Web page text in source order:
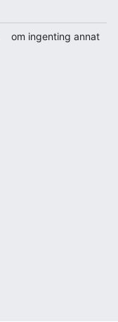
om ingenting annat